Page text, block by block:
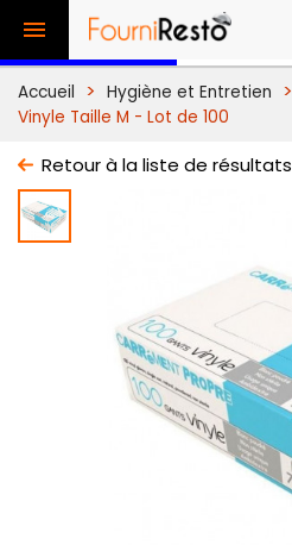

Accueil Hygiène et Entretien
Vinyle Taille M - Lot de 100
Retour à la liste de résultats